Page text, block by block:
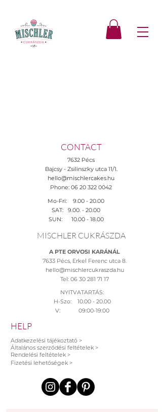
CONTACT
7632 Pécs
Bajcsy - Zsilinszky utca 11/1.
hello@mischlercakes.hu
Phone: 06 20 322 0042
Mo-Fri: 9.00 - 20.00
SAT: 9.00. - 20.00
SUN: 10.00 - 18.00
MISCHLER CUKRÁSZDA
A PTE ORVOSI KARÁNÁL
7633 Pécs, Erkel Ferenc utca 8.
hello@mischlercukraszda.hu
Tel: 06 30 281 71 17
NYITVATARTÁS:
H-Szo: 10.00 - 20.00
V: 09:00-19:00
HELP
Adatkezelési tájékoztató >
Általános szerződési feltételek >
Rendelési feltételek >
Fizetési lehetőségek >